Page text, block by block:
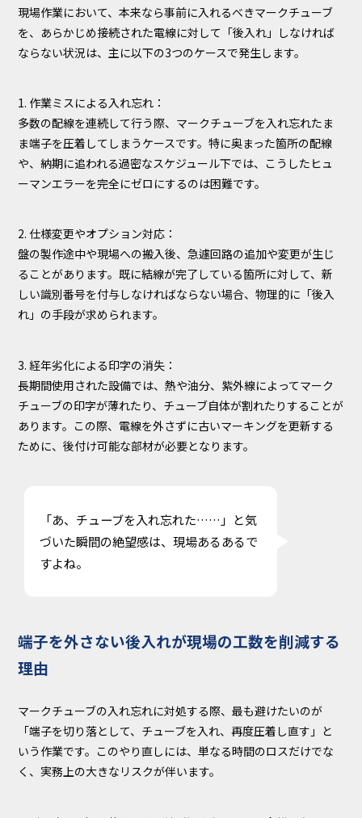
現場作業において、本来なら事前に入れるべきマークチューブ
を、あらかじめ接続された電線に対して「後入れ」しなければ
ならない状況は、主に以下の3つのケースで発生します。
1. 作業ミスによる入れ忘れ：
多数の配線を連続して行う際、マークチューブを入れ忘れたま
ま端子を圧着してしまうケースです。特に奥まった箇所の配線
や、納期に追われる過密なスケジュール下では、こうしたヒュ
ーマンエラーを完全にゼロにするのは困難です。
2. 仕様変更やオプション対応：
盤の製作途中や現場への搬入後、急遽回路の追加や変更が生じ
ることがあります。既に結線が完了している箇所に対して、新
しい識別番号を付与しなければならない場合、物理的に「後入
れ」の手段が求められます。
3. 経年劣化による印字の消失：
長期間使用された設備では、熱や油分、紫外線によってマーク
チューブの印字が薄れたり、チューブ自体が割れたりすることが
あります。この際、電線を外さずに古いマーキングを更新する
ために、後付け可能な部材が必要となります。
「あ、チューブを入れ忘れた……」と気
づいた瞬間の絶望感は、現場あるあるで
すよね。
端子を外さない後入れが現場の工数を削減する
理由
マークチューブの入れ忘れに対処する際、最も避けたいのが
「端子を切り落として、チューブを入れ、再度圧着し直す」と
いう作業です。このやり直しには、単なる時間のロスだけでな
く、実務上の大きなリスクが伴います。